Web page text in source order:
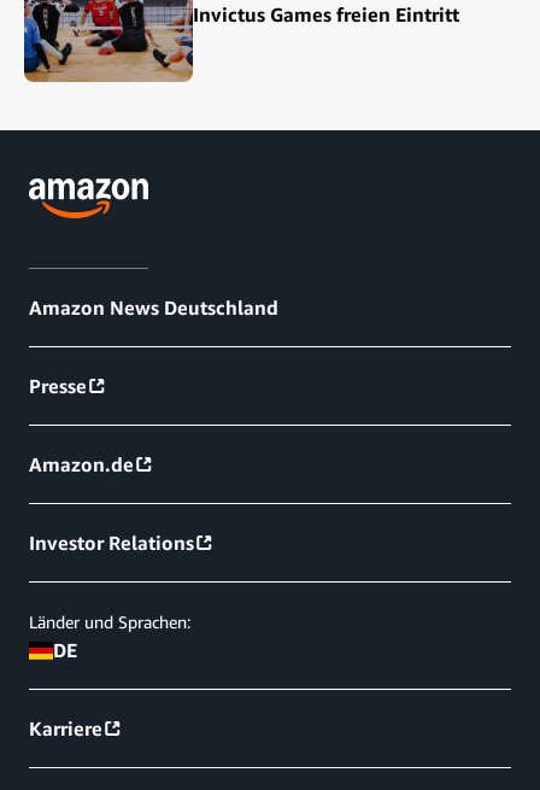
Invictus Games freien Eintritt
Amazon News Deutschland
Presse
Amazon.de
Investor Relations
Länder und Sprachen:
DE
Karriere